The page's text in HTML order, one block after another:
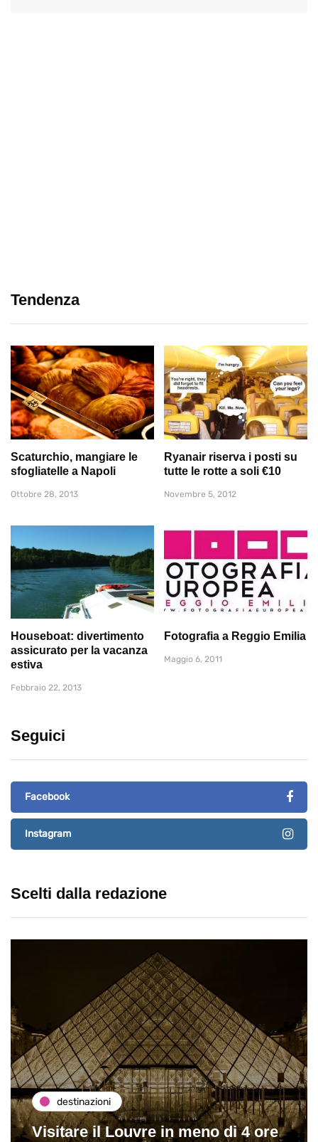
Tendenza
Scaturchio, mangiare le
sfogliatelle a Napoli
Ottobre 28, 2013
Ryanair riserva i posti su
tutte le rotte a soli €10
Novembre 5, 2012
Houseboat: divertimento
assicurato per la vacanza
estiva
Febbraio 22, 2013
Fotografia a Reggio Emilia
Maggio 6, 2011
Seguici
Facebook
Instagram
Scelti dalla redazione
destinazioni
Visitare il Louvre in meno di 4 ore